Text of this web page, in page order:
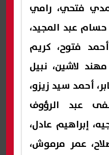
فتحي، رامي
حسام عبد المجيد،
فتوح، كريم
لاشين، نبيل
أحمد سيد زيزو،
عبد الرؤوف
إبراهيم عادل،
عمر مرموش،